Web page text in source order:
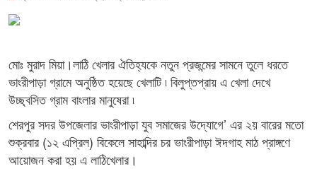
মোঃ মুরাদ মিয়া।লাঠি খেলার ঐতিহ্যকে নতুন প্রজন্মের সামনে তুলে ধরতে
ভাংরীপাড়া গ্রামে অনুষ্ঠিত হয়েছে খেলাটি ৷ বিলুপ্তপ্রায় এ খেলা দেখে
উচ্ছ্বসিত গ্রাম বাংলার মানুষেরা ৷
শেরপুর সদর উপজেলার ভাংরীপাড়া যুব সমাজের উদ্যোগে’ এর ২য় বারের মতো
শুক্রবার (১২ এপ্রিল) বিকেলে সাহাব্দির চর ভাংরীপাড়া ঈদগাহ মাঠ প্রাঙ্গণে
আয়োজন করা হয় এ লাঠিখেলার।